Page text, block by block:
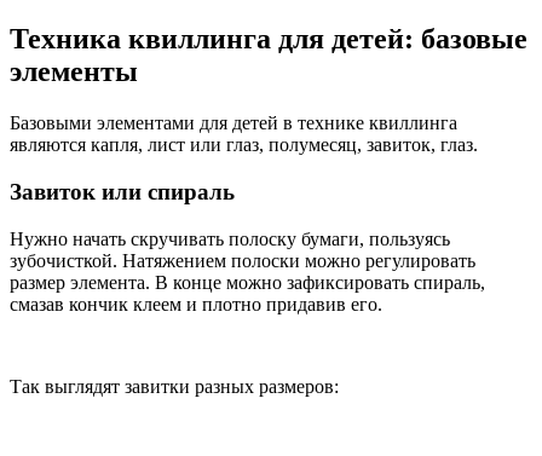
Техника квиллинга для детей: базовые
элементы
Базовыми элементами для детей в технике квиллинга
являются капля, лист или глаз, полумесяц, завиток, глаз.
Завиток или спираль
Нужно начать скручивать полоску бумаги, пользуясь
зубочисткой. Натяжением полоски можно регулировать
размер элемента. В конце можно зафиксировать спираль,
смазав кончик клеем и плотно придавив его.
Так выглядят завитки разных размеров: